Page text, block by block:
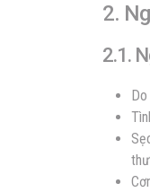
2.
2.1.